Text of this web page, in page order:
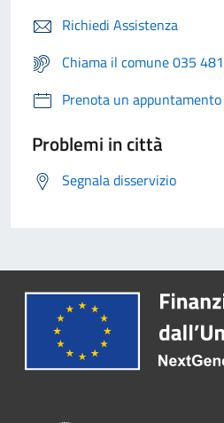
Richiedi Assistenza
Chiama il comune 035
Prenota un appuntamento
Problemi in città
Segnala disservizio